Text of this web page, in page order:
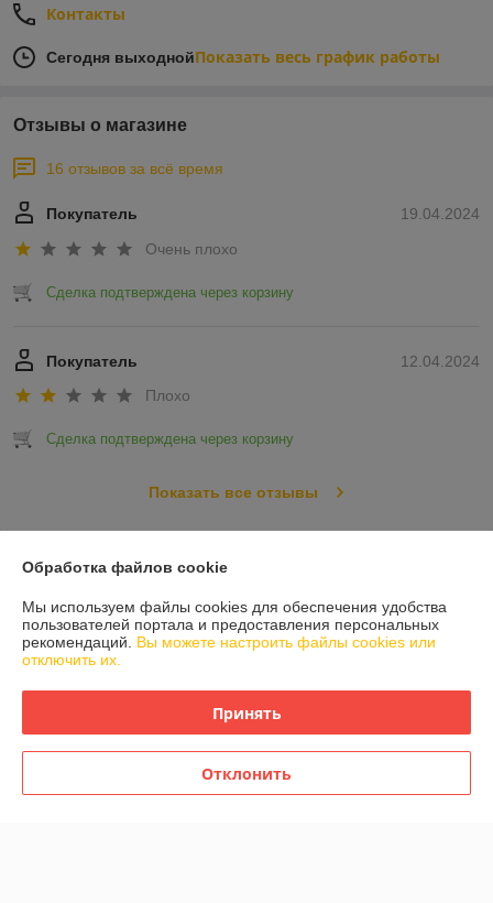
Контакты
Сегодня выходнойПоказать весь график работы
Отзывы о магазине
16 отзывов за всё время
19.04.2024
Покупатель
Очень плохо
Сделка подтверждена через корзину
12.04.2024
Покупатель
Плохо
Сделка подтверждена через корзину
Показать все отзывы
О нас
Контакты
Доставка и оплата
Обработка файлов cookie
Мы используем файлы cookies для обеспечения удобства
пользователей портала и предоставления персональных
рекомендаций. Вы можете настроить файлы cookies или
отключить их.
Принять
Отклонить